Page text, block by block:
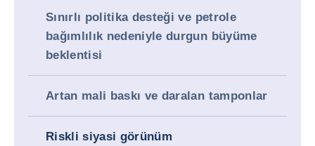
Sınırlı politika desteği ve petrole
bağımlılık nedeniyle durgun büyüme
beklentisi
Artan mali baskı ve daralan tamponlar
Riskli siyasi görünüm